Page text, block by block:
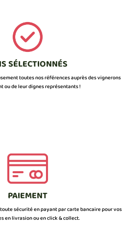
SÉLECTIONNÉS
toutes nos références auprès des vignerons
ou de leur dignes représentants !
PAIEMENT
sécurité en payant par carte bancaire pour vos
en livrasion ou en click & collect.